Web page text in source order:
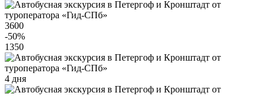
3600
-50%
1350
4 дня